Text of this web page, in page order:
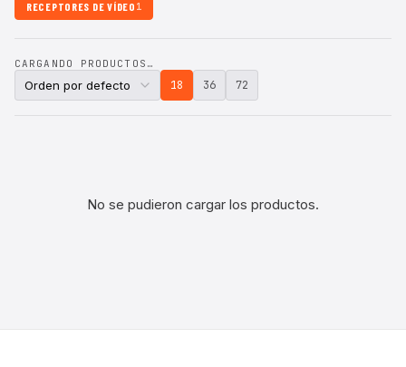
RECEPTORES DE VÍDEO 1
CARGANDO PRODUCTOS…
18 36 72
No se pudieron cargar los productos.